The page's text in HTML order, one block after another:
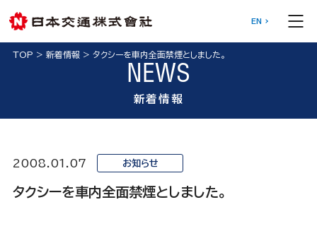
EN
TOP > 新着情報> タクシーを車内全面禁煙としました。
NEWS
新着情報
2008.01.07 お知らせ
タクシーを車内全面禁煙としました。